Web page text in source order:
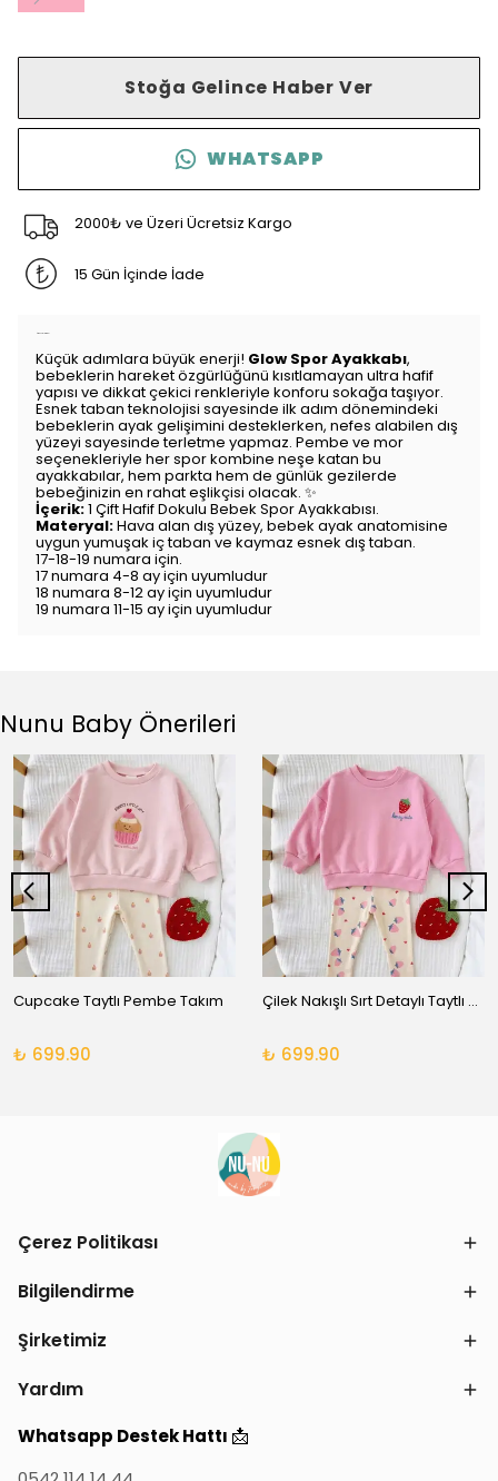
Stoğa Gelince Haber Ver
WHATSAPP
2000₺ ve Üzeri Ücretsiz Kargo
15 Gün İçinde İade
Küçük adımlara büyük enerji! Glow Spor Ayakkabı,
bebeklerin hareket özgürlüğünü kısıtlamayan ultra hafif
yapısı ve dikkat çekici renkleriyle konforu sokağa taşıyor.
Esnek taban teknolojisi sayesinde ilk adım dönemindeki
bebeklerin ayak gelişimini desteklerken, nefes alabilen dış
yüzeyi sayesinde terletme yapmaz. Pembe ve mor
seçenekleriyle her spor kombine neşe katan bu
ayakkabılar, hem parkta hem de günlük gezilerde
bebeğinizin en rahat eşlikçisi olacak. ✨
İçerik:1 Çift Hafif Dokulu Bebek Spor Ayakkabısı.
Materyal:Hava alan dış yüzey, bebek ayak anatomisine
uygun yumuşak iç taban ve kaymaz esnek dış taban.
17-18-19 numara için.
17 numara 4-8 ay için uyumludur
18 numara 8-12 ay için uyumludur
19 numara 11-15 ay için uyumludur
Nunu Baby Önerileri
Cupcake Taytlı Pembe Takım
₺ 699.90
Çilek Nakışlı Sırt Detaylı Taytlı Takım
₺ 699.90
Çerez Politikası
Bilgilendirme
Şirketimiz
Yardım
Whatsapp Destek Hattı 📩